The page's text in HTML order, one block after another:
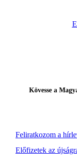
Feliratkozom a
Kövesse a
Előfizetek az